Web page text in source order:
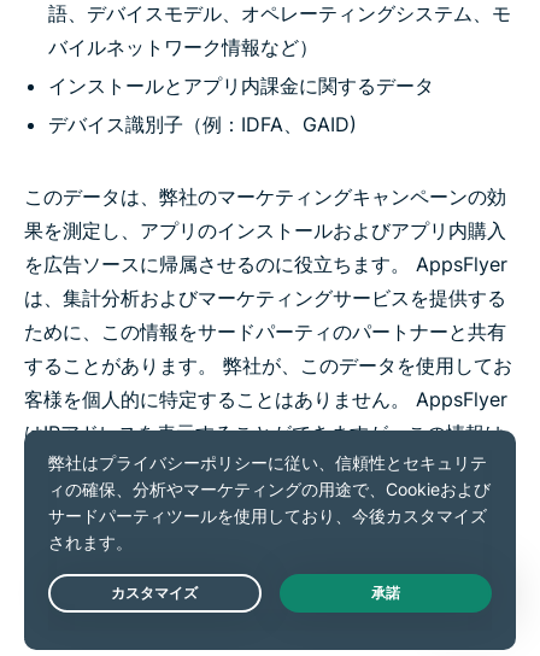
語、デバイスモデル、オペレーティングシステム、モ
バイルネットワーク情報など）
インストールとアプリ内課金に関するデータ
デバイス識別子（例：IDFA、GAID)
このデータは、弊社のマーケティングキャンペーンの効
果を測定し、アプリのインストールおよびアプリ内購入
を広告ソースに帰属させるのに役立ちます。 AppsFlyer
は、集計分析およびマーケティングサービスを提供する
ために、この情報をサードパーティのパートナーと共有
することがあります。 弊社が、このデータを使用してお
客様を個人的に特定することはありません。 AppsFlyer
はIPアドレスを表示することができますが、この情報は
最初のインストール時に一度だけアクセスされ、特定の
個人と結び付けられない匿名化されたハッシュとして不
可逆的に保存されるように設定されています。
ExpressVPNもAppsFlyerも、お客様の元のIPアドレスを
保存していないため、データが存在しない以上、この情
報を誰かに公開することを強制することはできません。
Live Chat